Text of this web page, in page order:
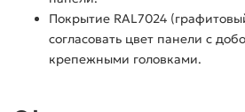
Покрытие RAL7024
согласовать цвет панели с
крепежными головками.